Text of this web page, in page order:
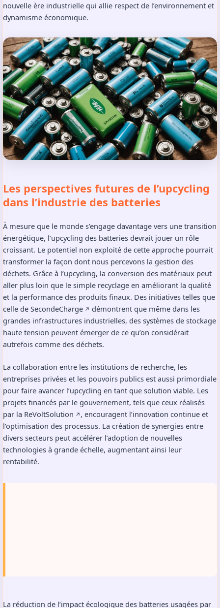
nouvelle ère industrielle qui allie respect de l’environnement et
dynamisme économique.
Les perspectives futures de l’upcycling
dans l’industrie des batteries
À mesure que le monde s’engage davantage vers une transition
énergétique, l’upcycling des batteries devrait jouer un rôle
croissant. Le potentiel non exploité de cette approche pourrait
transformer la façon dont nous percevons la gestion des
déchets. Grâce à l’upcycling, la conversion des matériaux peut
aller plus loin que le simple recyclage en améliorant la qualité
et la performance des produits finaux. Des initiatives telles que
celle de SecondeCharge ↗️ démontrent que même dans les
grandes infrastructures industrielles, des systèmes de stockage
haute tension peuvent émerger de ce qu’on considérait
autrefois comme des déchets.
La collaboration entre les institutions de recherche, les
entreprises privées et les pouvoirs publics est aussi primordiale
pour faire avancer l’upcycling en tant que solution viable. Les
projets financés par le gouvernement, tels que ceux réalisés
par la ReVoltSolution ↗️ , encouragent l’innovation continue et
l’optimisation des processus. La création de synergies entre
divers secteurs peut accélérer l’adoption de nouvelles
technologies à grande échelle, augmentant ainsi leur
rentabilité.
La réduction de l’impact écologique des batteries usagées par